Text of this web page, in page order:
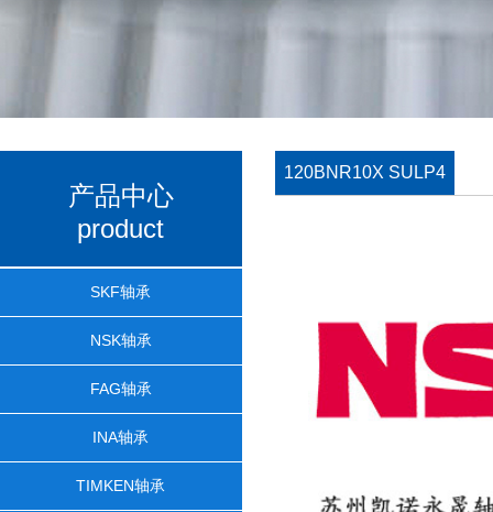
产品中心
product
SKF轴承
NSK轴承
FAG轴承
INA轴承
TIMKEN轴承
120BNR10X SULP4